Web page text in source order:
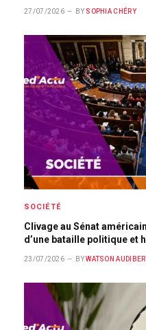
27/07/2026 BY SOPHIA CHÉRY
SOCIÉTÉ
Clivage au Sénat
d’une bataille politique et
23/07/2026 BY WATSON